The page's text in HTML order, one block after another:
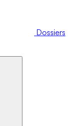
Dossiers